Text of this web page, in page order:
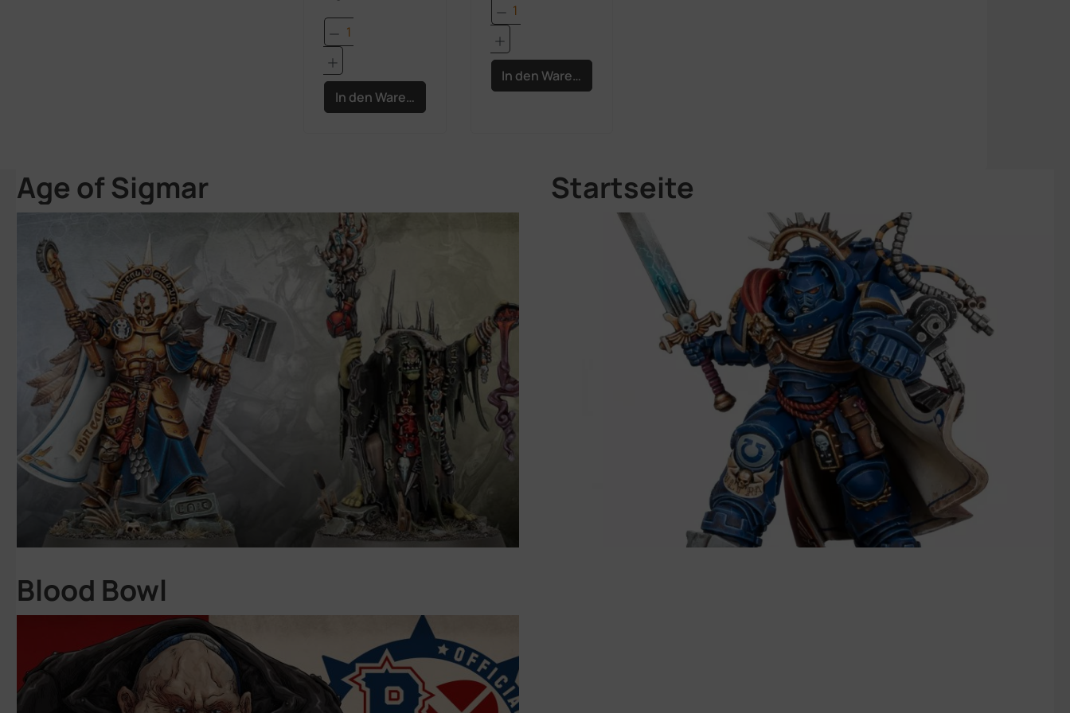
Produkt Anzahl: Gib den gewünschten Wert ein oder benutze die Schaltflächen um
In den Warenkorb
Produkt Anzahl: Gib den gewünschten Wert ein oder benutze
In den Warenkorb
Age of Sigmar Startseite
Blood Bowl